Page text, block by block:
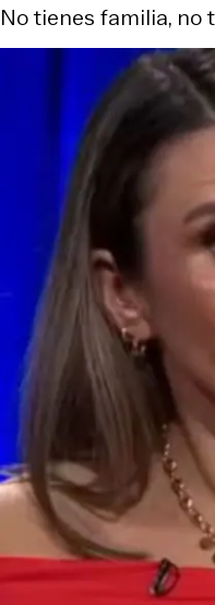
No tienes familia, no